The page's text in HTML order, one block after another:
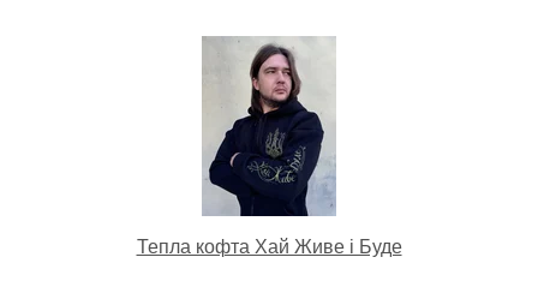
Тепла кофта Хай Живе і Буде